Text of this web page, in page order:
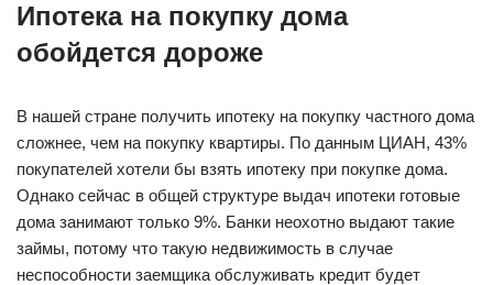
Ипотека на покупку дома
обойдется дороже
В нашей стране получить ипотеку на покупку частного дома
сложнее, чем на покупку квартиры. По данным ЦИАН, 43%
покупателей хотели бы взять ипотеку при покупке дома.
Однако сейчас в общей структуре выдач ипотеки готовые
дома занимают только 9%. Банки неохотно выдают такие
займы, потому что такую недвижимость в случае
неспособности заемщика обслуживать кредит будет